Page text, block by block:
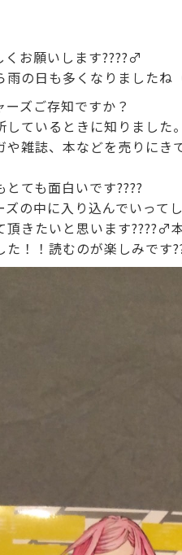
くお願いします????‍♂️
の日も多くなりましたね（
ズご存知ですか？
ているときに知りました。
雑誌、本などを売りにき
ても面白いです????
の中に入り込んでいって
きたいと思います????‍♂️
！！読むのが楽しみです